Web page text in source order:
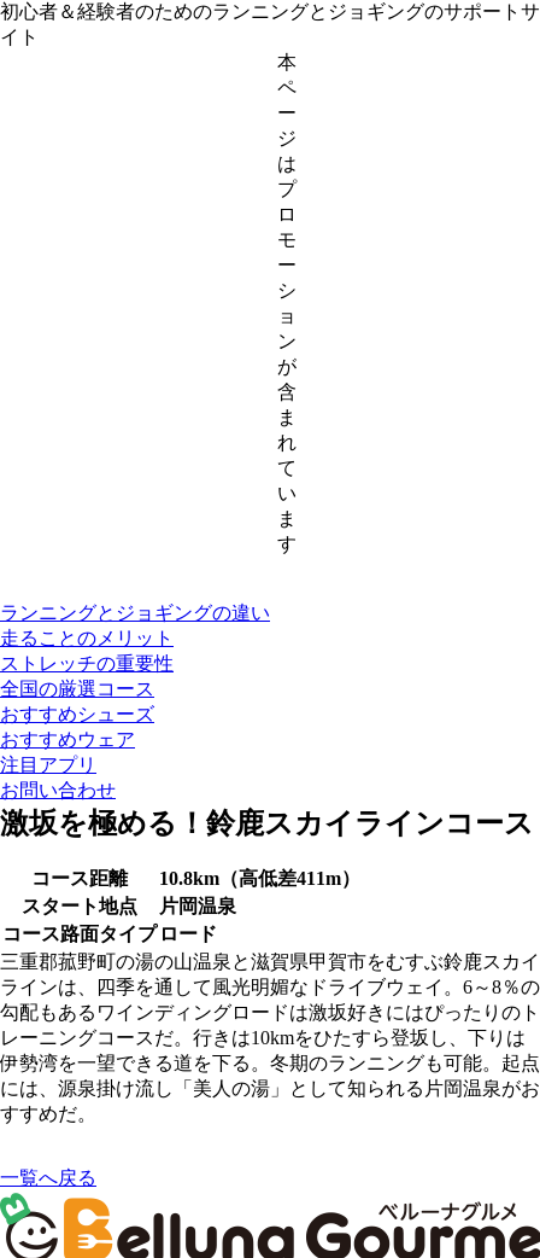
初心者＆経験者のためのランニングとジョギングのサポートサ
イト
本
ペ
ー
ジ
は
プ
ロ
モ
ー
シ
ョ
ン
が
含
ま
れ
て
い
ま
す
ランニングとジョギングの違い
走ることのメリット
ストレッチの重要性
全国の厳選コース
おすすめシューズ
おすすめウェア
注目アプリ
お問い合わせ
激坂を極める！鈴鹿スカイラインコース
コース距離
10.8km（高低差411m）
スタート地点
片岡温泉
コース路面タイプ ロード
三重郡菰野町の湯の山温泉と滋賀県甲賀市をむすぶ鈴鹿スカイ
ラインは、四季を通して風光明媚なドライブウェイ。6～8％の
勾配もあるワインディングロードは激坂好きにはぴったりのト
レーニングコースだ。行きは10kmをひたすら登坂し、下りは
伊勢湾を一望できる道を下る。冬期のランニングも可能。起点
には、源泉掛け流し「美人の湯」として知られる片岡温泉がお
すすめだ。
一覧へ戻る